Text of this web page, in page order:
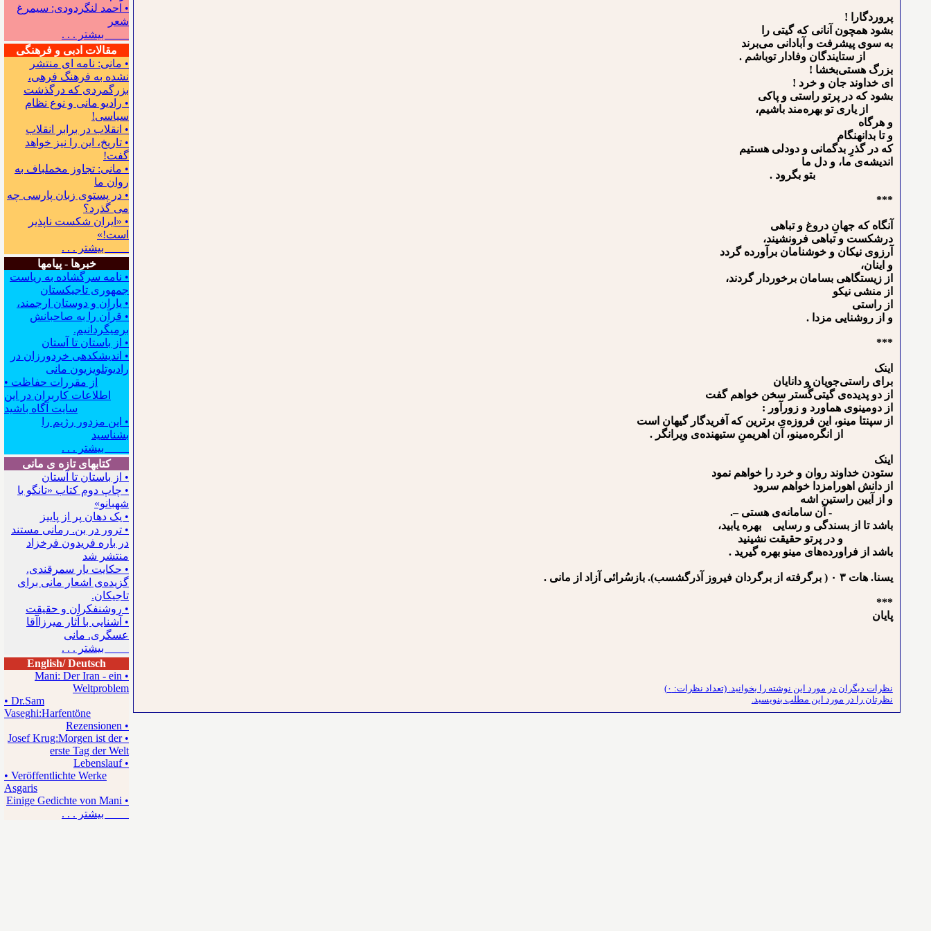
• احمد لنگردودی: سیمرغ
شعر
بیشتر . . .
مقالات ادبی و فرهنگی
• مانی: نامه ای منتشر
نشده به فرهنگ فرهی،
بزرگمردی که درگذشت
• رادیو مانی و نوع نظام
سیاسی!
• انقلاب در برابر انقلاب
• تاریخ، این را نیز خواهد
گفت!
• مانی: تجاوز مخملباف به
روان ما
• در پستوی زبان پارسی چه
می گذرد؟
• «ایران شکست ناپذیر
است!»
بیشتر . . .
خبرها - پیامها
• نامه سرگشاده به ریاست
جمهوری تاجیکستان
• یاران و دوستان ارجمند،
• قرآن را به صاحبانش
برمیگردانیم.
• از باستان تا آستان
• اندیشکده‍ی خردورزان در
رادیوتلویزیون مانی
• از مقررات حفاظت
اطلاعات کاربران در این
سایت آگاه باشید
• این مزدور رژیم را
بشناسید
بیشتر . . .
کتابهای تازه ی مانی
• از باستان تا آستان
• چاپ دوم کتاب «تانگو با
شهبانو»
• یک دهان پر از پاییز
• ترور در بن. رمانی مستند
در باره فریدون فرخزاد
منتشر شد
• حکایت یار سمرقندی.
گزیده‌ی اشعار مانی برای
تاجیکان.
• روشنفکران و حقیقت
• آشنایی با آثار میرزاآقا
عسگری. مانی
بیشتر . . .
English/ Deutsch
• Mani: Der Iran - ein
Weltproblem
• Dr.Sam
Vaseghi:Harfentöne
• Rezensionen
• Josef Krug:Morgen ist der
erste Tag der Welt
• Lebenslauf
• Veröffentlichte Werke
Asgaris
• Einige Gedichte von Mani
بیشتر . . .
پروردگارا !
بشود همچون آنانی که گیتی را
به سوی پیشرفت و آبادانی می‌برند
از ستایندگان وفادار توباشم .
بزرگ هستی‌بخشا !
ای خداوند جان و خرد !
بشود که در پرتو راستی و پاکی
از یاری تو بهره‌مند باشیم،
و هرگاه
و تا بدانهنگام
که در گذرِ بدگمانی و دودلی هستیم
اندیشه‌ی ما، و دل ما
بتو بگرود .
***
آنگاه که جهانِ دروغ و تباهی
درشکست و تباهی فرونشیند،
آرزوی نیکان و خوشنامان برآورده گردد
و اینان،
از زیستگاهی بسامان برخوردار گردند،
از منشی نیکو
از راستی
و از روشنایی مزدا .
***
اینک
برای راستی‌جویان و دانایان
از دو پدیده‌ی گیتی‌گُستر سخن خواهم گفت
از دومینوی هماورد و زورآور :
از سپنتا مینو، این فروزه‌ی برترین که آفریدگار گیهان است
از انگره‌مینو، آن اهریمنِ ستیهنده‌ی ویرانگر .
اینک
ستودن خداوند روان و خرد را خواهم نمود
از دانش اهورامزدا خواهم سرود
و از آیین راستین اشه
- آن سامانه‌ی هستی –.
باشد تا از بسندگی و رسایی بهره ‌یابید،
و در پرتو حقیقت نشینید
باشد از فراورده‌های مینو بهره‌ گیرید .
یسنا. هات ٣ ۰ ( برگرفته از برگردان فیروز آذرگشسب). بازسُرائی آزاد از مانی .
***
پایان
نظرات دیگران در مورد این نوشته را بخوانید. (تعداد نظرات: ۰)
نظرتان را در مورد این مطلب بنویسید.